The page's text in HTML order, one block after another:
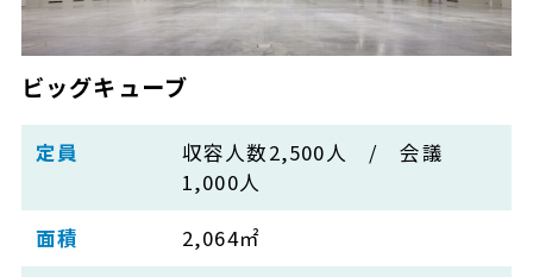
ビッグキューブ
定員
収容人数2,500人 / 会議
1,000人
面積
2,064㎡